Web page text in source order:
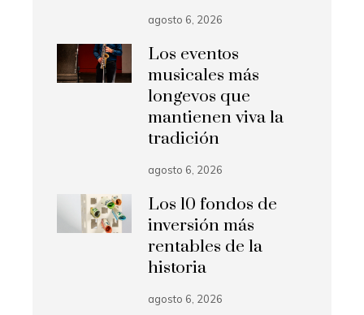
agosto 6, 2026
Los eventos
musicales más
longevos que
mantienen viva la
tradición
agosto 6, 2026
Los 10 fondos de
inversión más
rentables de la
historia
agosto 6, 2026